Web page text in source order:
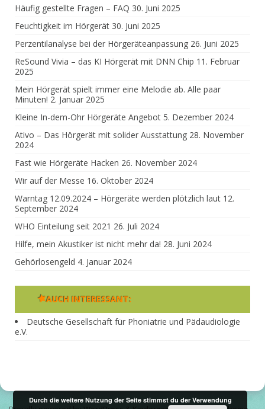
Häufig gestellte Fragen – FAQ 30. Juni 2025
Feuchtigkeit im Hörgerät 30. Juni 2025
Perzentilanalyse bei der Hörgeräteanpassung 26. Juni 2025
ReSound Vivia – das KI Hörgerät mit DNN Chip 11. Februar
2025
Mein Hörgerät spielt immer eine Melodie ab. Alle paar
Minuten! 2. Januar 2025
Kleine In-dem-Ohr Hörgeräte Angebot 5. Dezember 2024
Ativo – Das Hörgerät mit solider Ausstattung 28. November
2024
Fast wie Hörgeräte Hacken 26. November 2024
Wir auf der Messe 16. Oktober 2024
Warntag 12.09.2024 – Hörgeräte werden plötzlich laut 12.
September 2024
WHO Einteilung seit 2021 26. Juli 2024
Hilfe, mein Akustiker ist nicht mehr da! 28. Juni 2024
Gehörlosengeld 4. Januar 2024
AUCH INTERESSANT:
Deutsche Gesellschaft für Phoniatrie und Pädaudiologie
e.V.
Durch die weitere Nutzung der Seite stimmst du der Verwendung